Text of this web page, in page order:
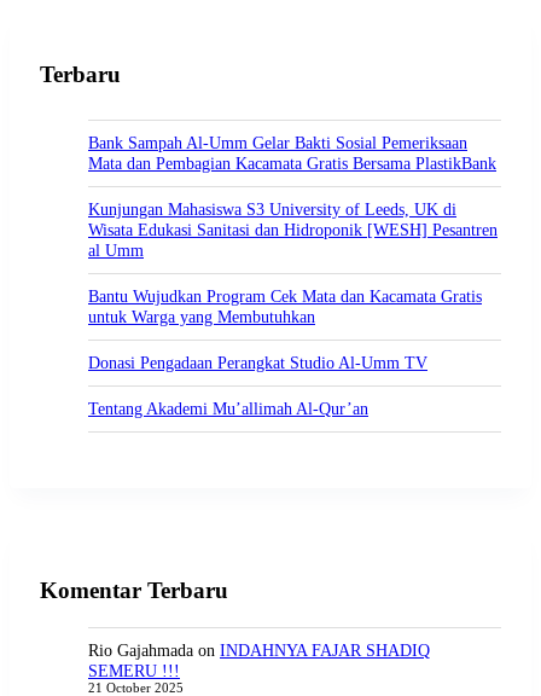
Terbaru
Bank Sampah Al-Umm Gelar Bakti Sosial Pemeriksaan
Mata dan Pembagian Kacamata Gratis Bersama PlastikBank
Kunjungan Mahasiswa S3 University of Leeds, UK di
Wisata Edukasi Sanitasi dan Hidroponik [WESH] Pesantren
al Umm
Bantu Wujudkan Program Cek Mata dan Kacamata Gratis
untuk Warga yang Membutuhkan
Donasi Pengadaan Perangkat Studio Al-Umm TV
Tentang Akademi Mu’allimah Al-Qur’an
Komentar Terbaru
Rio Gajahmada on INDAHNYA FAJAR SHADIQ
SEMERU !!!
21 October 2025